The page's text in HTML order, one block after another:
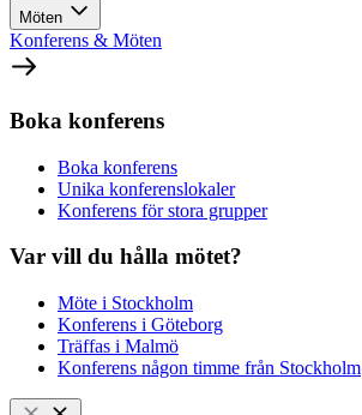
Möten
Konferens & Möten
Boka konferens
Boka konferens
Unika konferenslokaler
Konferens för stora grupper
Var vill du hålla mötet?
Möte i Stockholm
Konferens i Göteborg
Träffas i Malmö
Konferens någon timme från Stockholm